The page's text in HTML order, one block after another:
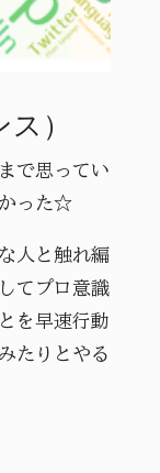
）
で思ってい
かった☆
人と触れ編
てプロ意識
を早速行動
たりとやる